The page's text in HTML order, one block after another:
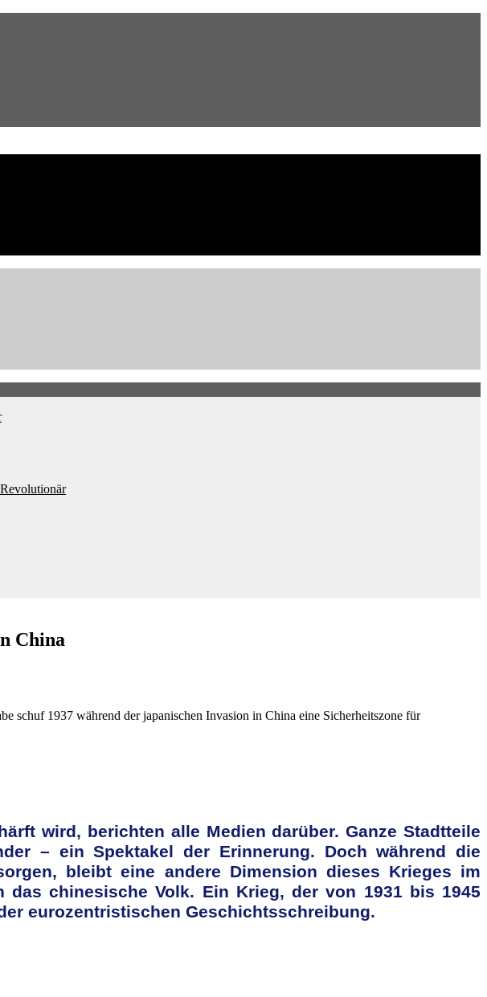
China
schuf 1937 während der japanischen Invasion in China eine Sicherheitszone für
wird, berichten alle Medien darüber. Ganze Stadtteile
– ein Spektakel der Erinnerung. Doch während die
bleibt eine andere Dimension dieses Krieges im
chinesische Volk. Ein Krieg, der von 1931 bis 1945
eurozentristischen Geschichtsschreibung.